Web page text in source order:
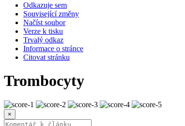
Odkazuje sem
Související změny
Načíst soubor
Verze k tisku
Trvalý odkaz
Informace o stránce
Citovat stránku
Trombocyty
×